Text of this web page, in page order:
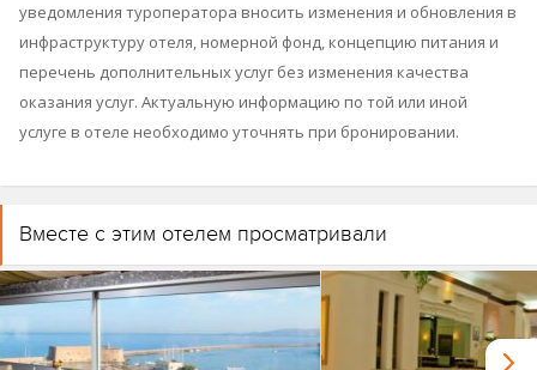
уведомления туроператора вносить изменения и обновления в
инфраструктуру отеля, номерной фонд, концепцию питания и
перечень дополнительных услуг без изменения качества
оказания услуг. Актуальную информацию по той или иной
услуге в отеле необходимо уточнять при бронировании.
Вместе с этим отелем просматривали